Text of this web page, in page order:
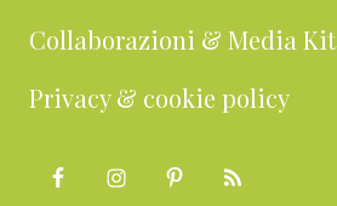
Collaborazioni & Media Kit
Privacy & cookie policy